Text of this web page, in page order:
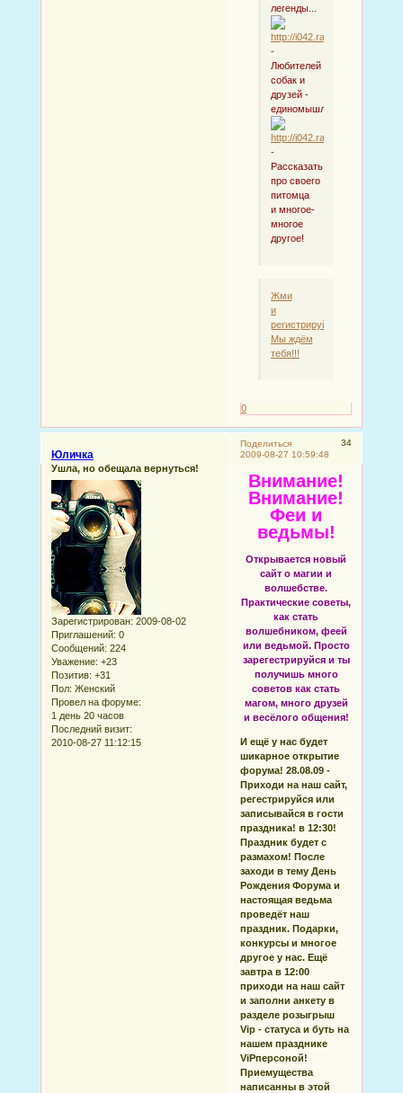
легенды...
-
Любителей
собак и
друзей -
единомышленников
-
Рассказать
про своего
питомца
и многое-
многое
другое!
Жми
и
регистрируйся!
Мы ждём
тебя!!!
0
Поделиться
34
2009-08-27 10:59:48
Юличка
Ушла, но обещала вернуться!
Зарегистрирован: 2009-08-02
Приглашений: 0
Сообщений: 224
Уважение: +23
Позитив: +31
Пол: Женский
Провел на форуме:
1 день 20 часов
Последний визит:
2010-08-27 11:12:15
Внимание!
Внимание!
Феи и
ведьмы!
Открывается новый
сайт о магии и
волшебстве.
Практические советы,
как стать
волшебником, феей
или ведьмой. Просто
зарегестрируйся и ты
получишь много
советов как стать
магом, много друзей
и весёлого общения!
И ещё у нас будет
шикарное открытие
форума! 28.08.09 -
Приходи на наш сайт,
регестрируйся или
записывайся в гости
праздника! в 12:30!
Праздник будет с
размахом! После
заходи в тему День
Рождения Форума и
настоящая ведьма
проведёт наш
праздник. Подарки,
конкурсы и многое
другое у нас. Ещё
завтра в 12:00
приходи на наш сайт
и заполни анкету в
разделе розыгрыш
Vip - статуса и буть на
нашем празднике
ViPперсоной!
Приемущества
написанны в этой